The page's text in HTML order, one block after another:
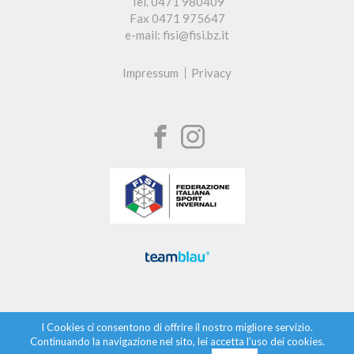
Fax 0471 975647
e-mail: fisi@fisi.bz.it
Impressum Privacy
I Cookies ci consentono di offrire il nostro migliore servizio.
Continuando la navigazione nel sito, lei accetta l’uso dei cookies.